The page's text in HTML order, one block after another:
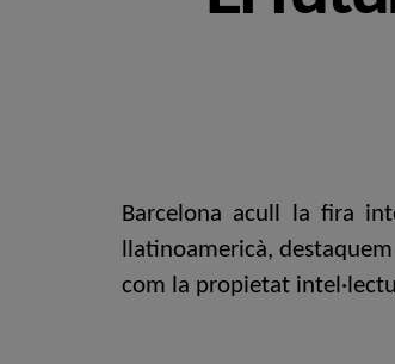
Barcelona acull la fira
llatinoamericà,
com la propietat